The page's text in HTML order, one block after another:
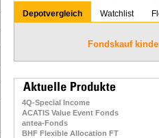
Depotvergleich Watchlist
Fondskauf
4Q-Special Income
ACATIS Value Event Fonds
antea-Fonds
BHF Flexible Allocation FT